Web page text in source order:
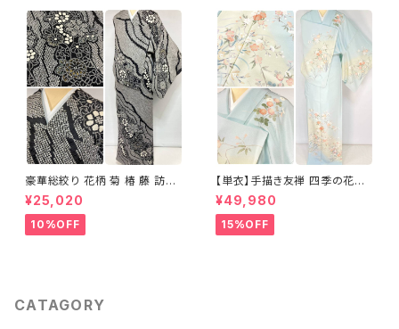
豪華総絞り 花柄 菊 椿 藤 訪問
着 鹿の子絞り ラメ 正絹 黒 白
グレー 1435
¥25,020
10%OFF
【単衣】手描き友禅 四季の花々
正絹 訪問着 水色 黄緑 白 パス
テルカラー 1431
¥49,980
15%OFF
CATAGORY